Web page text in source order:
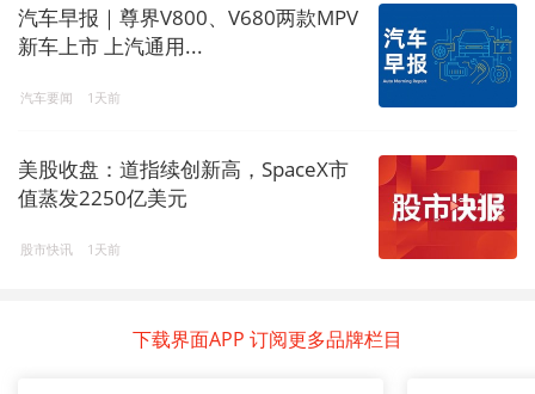
汽车早报｜尊界V800、V680两款MPV
新车上市 上汽通用...
汽车要闻 1天前
美股收盘：道指续创新高，SpaceX市
值蒸发2250亿美元
股市快讯 1天前
下载界面APP 订阅更多品牌栏目